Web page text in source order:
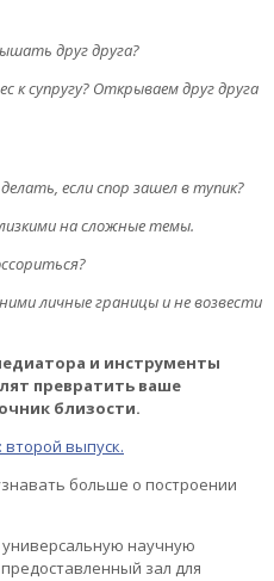
друг друга?
к супругу? Открываем друг друга
если спор зашел в тупик?
на сложные темы.
личные границы и не возвести
и инструменты
превратить ваше
близости.
выпуск.
больше о построении
научную
зал для